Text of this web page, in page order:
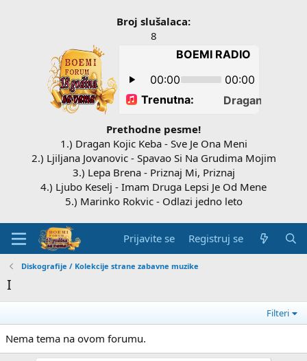
Broj slušalaca:
8
Prethodne pesme!
1.) Dragan Kojic Keba - Sve Je Ona Meni
2.) Ljiljana Jovanovic - Spavao Si Na Grudima Mojim
3.) Lepa Brena - Priznaj Mi, Priznaj
4.) Ljubo Keselj - Imam Druga Lepsi Je Od Mene
5.) Marinko Rokvic - Odlazi jedno leto
Prijavite se Registruj se
Diskografije / Kolekcije strane zabavne muzike
I
Filteri
Nema tema na ovom forumu.